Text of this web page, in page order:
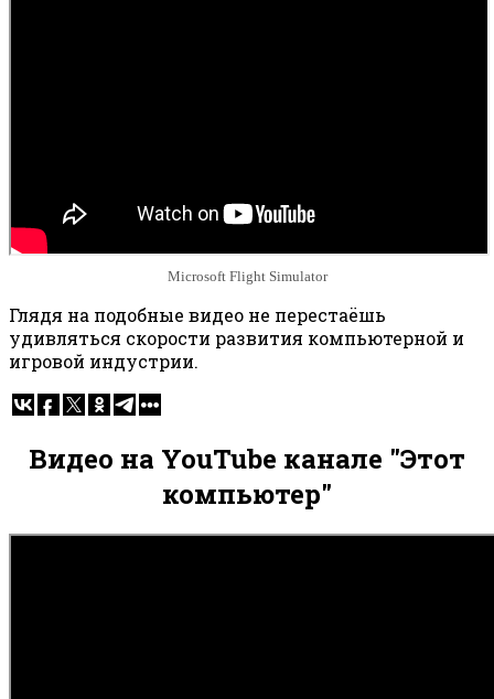
Microsoft Flight Simulator
Глядя на подобные видео не перестаёшь
удивляться скорости развития компьютерной и
игровой индустрии.
Видео на YouTube канале "Этот
компьютер"